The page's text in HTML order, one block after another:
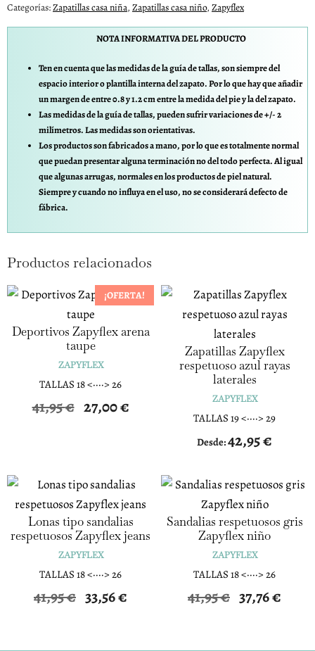
Categorías:Zapatillas casa niña, Zapatillas casa niño, Zapyflex
NOTA INFORMATIVA DEL PRODUCTO
Ten en cuenta que las medidas de la guía de tallas, son siempre del
espacio interior o plantilla interna del zapato. Por lo que hay que añadir
un margen de entre 0.8 y 1.2 cm entre la medida del pie y la del zapato.
Las medidas de la guía de tallas, pueden sufrir variaciones de +/- 2
milímetros. Las medidas son orientativas.
Los productos son fabricados a mano, por lo que es totalmente normal
que puedan presentar alguna terminación no del todo perfecta. Al igual
que algunas arrugas, normales en los productos de piel natural.
Siempre y cuando no influya en el uso, no se considerará defecto de
fábrica.
Productos relacionados
¡OFERTA!
Deportivos Zapyflex arena
taupe
ZAPYFLEX
TALLAS 18 <····> 26
41,95€ 27,00€
Zapatillas Zapyflex
respetuoso azul rayas
laterales
ZAPYFLEX
TALLAS 19 <····> 29
Desde:42,95€
Lonas tipo sandalias
respetuosos Zapyflex jeans
ZAPYFLEX
TALLAS 18 <····> 26
41,95€
El
33,56€
Sandalias respetuosos gris
Zapyflex niño
ZAPYFLEX
TALLAS 18 <····> 26
41,95€
El
37,76€